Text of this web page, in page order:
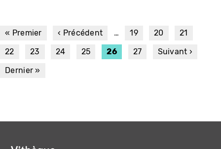
PAGINATION
Première
« Premier
Page
précédente
‹ Précédent … Page
19 Page
20 Page
21
Page
22 Page
23 Page
24 Page
25
Page
courante
26 Page
27
Page
Suivant ›
Dernière
Dernier »